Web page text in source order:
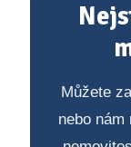
Můžete
nebo nám